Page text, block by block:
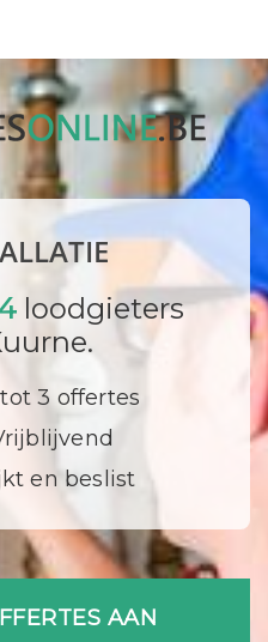
loodgieters
3 offertes
en beslist
AAN